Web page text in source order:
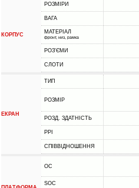
КОРПУС
РОЗМІРИ
ВАГА
МАТЕРІАЛ
фронт, низ, рамка
РОЗ'ЄМИ
СЛОТИ
ЕКРАН
ТИП
РОЗМІР
РОЗД. ЗДАТНІСТЬ
PPI
СПІВВІДНОШЕННЯ
ОС
SOC